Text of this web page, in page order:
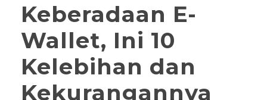
Keberadaan E-
Wallet, Ini 10
Kelebihan dan
Kekurangannya